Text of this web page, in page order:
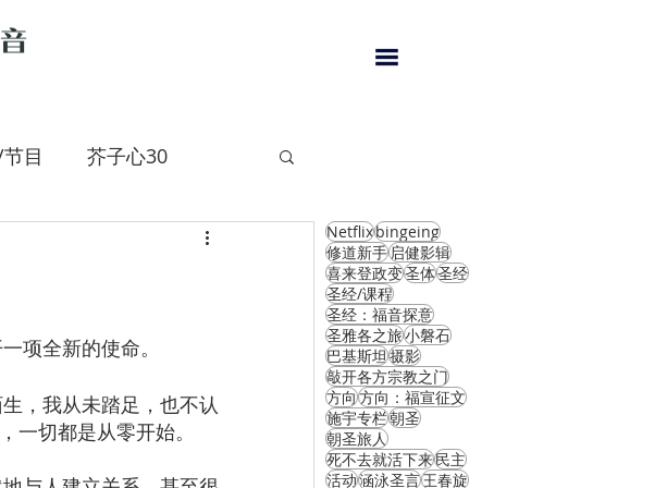
目 芥子心30
项全新的使命。
一切都是从零开始。
Netflixbingeing
修道新手启健影辑
喜来登政变圣体圣经
圣经/课程
圣经：福音探意
圣雅各之旅小磐石
巴基斯坦摄影
敲开各方宗教之门
方向方向：福宣征文
施宇专栏朝圣
朝圣旅人
死不去就活下来民主
活动涵泳圣言王春旋